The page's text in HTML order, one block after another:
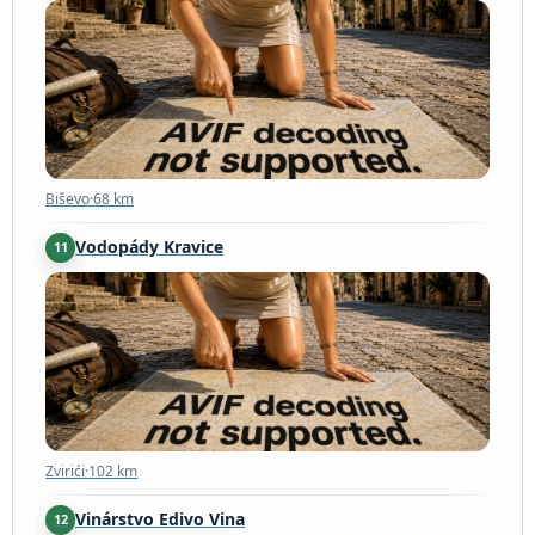
Biševo·68 km
Biševo·68 km
11 Vodopády Kravice
Zvirići·102 km
Zvirići·102 km
12 Vinárstvo Edivo Vina